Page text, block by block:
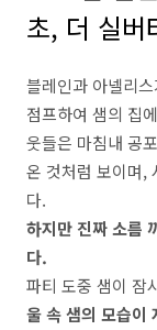
초, 더 실버
블레인과 아넬리
점프하여 샘의 집
웃들은 마침내 공
온 것처럼 보이며,
다.
하지만 진짜 소름
다.
파티 도중 샘이 잠
울 속 샘의 모습이